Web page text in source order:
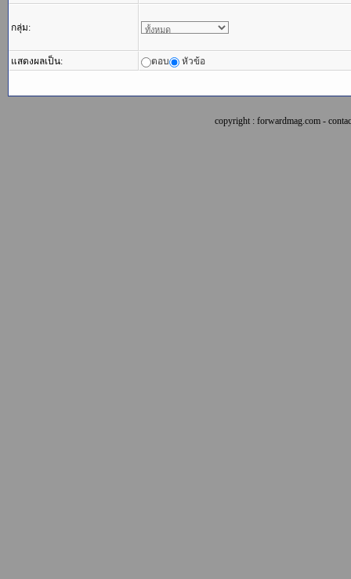
กลุ่ม:
แสดงผลเป็น: ตอบ หัวข้อ
copyright : forwardmag.com -